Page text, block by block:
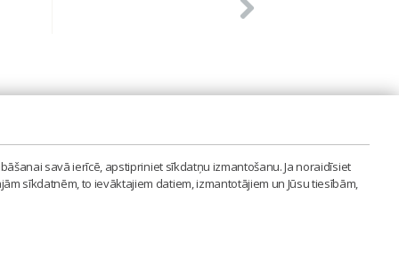
savā ierīcē, apstipriniet sīkdatņu izmantošanu. Ja noraidīsiet
sīkdatnēm, to ievāktajiem datiem, izmantotājiem un Jūsu tiesībām,